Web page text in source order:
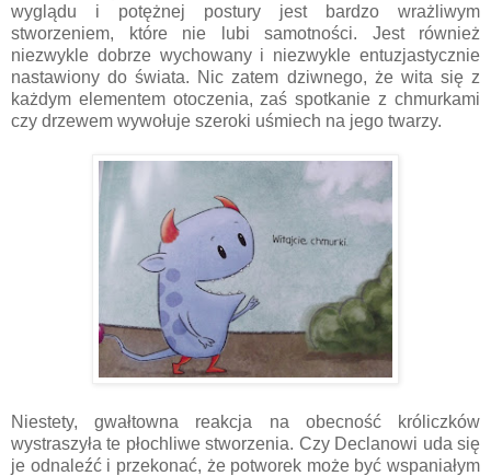
wyglądu i potężnej postury jest bardzo wrażliwym
stworzeniem, które nie lubi samotności. Jest również
niezwykle dobrze wychowany i niezwykle entuzjastycznie
nastawiony do świata. Nic zatem dziwnego, że wita się z
każdym elementem otoczenia, zaś spotkanie z chmurkami
czy drzewem wywołuje szeroki uśmiech na jego twarzy.
Niestety, gwałtowna reakcja na obecność króliczków
wystraszyła te płochliwe stworzenia. Czy Declanowi uda się
je odnaleźć i przekonać, że potworek może być wspaniałym